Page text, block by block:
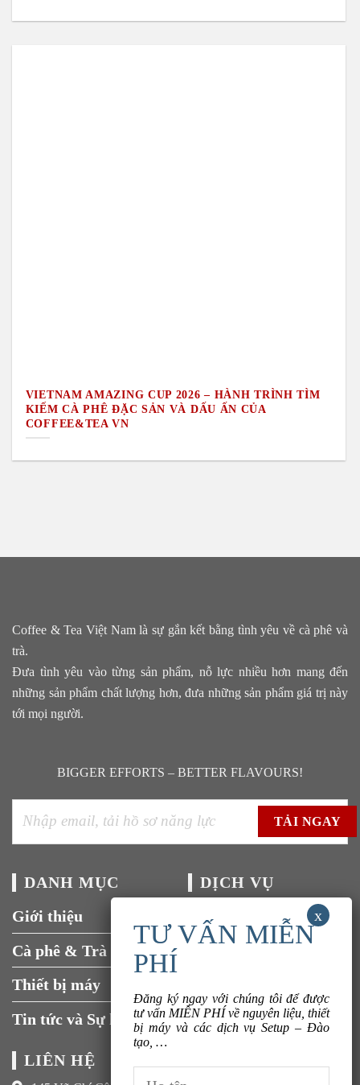
VIETNAM AMAZING CUP 2026 – HÀNH TRÌNH TÌM
KIẾM CÀ PHÊ ĐẶC SẢN VÀ DẤU ẤN CỦA
COFFEE&TEA VN
Coffee & Tea Việt Nam là sự gắn kết bằng tình yêu về cà phê và
trà.
Đưa tình yêu vào từng sản phẩm, nỗ lực nhiều hơn mang đến
những sản phẩm chất lượng hơn, đưa những sản phẩm giá trị này
tới mọi người.
BIGGER EFFORTS – BETTER FLAVOURS!
DANH MỤC
Giới thiệu
Cà phê & Trà
Thiết bị máy
Tin tức và Sự kiện
DỊCH VỤ
Tuyển dụng
LIÊN HỆ
Đăng ký ngay với chúng tôi để được
tư vấn MIỄN PHÍ về nguyên liệu, thiết
bị máy và các dịch vụ Setup – Đào
tạo, …